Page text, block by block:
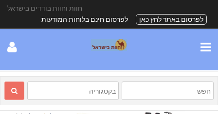
חוות וחוות בודדים בישראל
לפרסום באתר לחץ כאן
לפרסום חינם בלוחות המודעות